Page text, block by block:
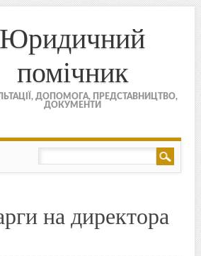
Юридичний
помічник
ДОПОМОГА, ПРЕДСТАВНИЦТВО,
ДОКУМЕНТИ
на директора